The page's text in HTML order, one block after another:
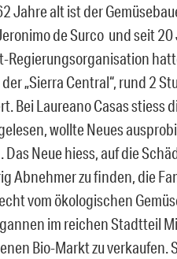
Jahre alt ist der
de Surco und seit
Regierungsorganisation
„Sierra Central“, rund 2
Bei Laureano Casas stiess
wollte Neues
Neue hiess, auf die
Abnehmer zu finden, die
vom ökologischen
im reichen Stadtteil
Bio-Markt zu